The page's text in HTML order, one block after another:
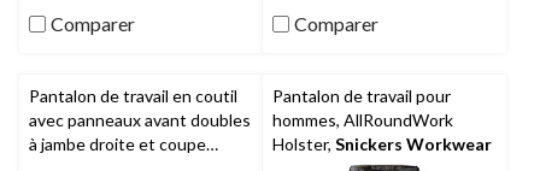
Comparer Comparer
Pantalon de travail en coutil
avec panneaux avant doubles
à jambe droite et coupe
Pantalon de travail pour
hommes, AllRoundWork
Holster, Snickers Workwear